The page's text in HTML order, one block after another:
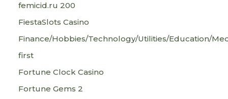
femicid.ru 200
FiestaSlots Casino
Finance/Hobbies/Technology/Utilities/Education/
first
Fortune Clock Casino
Fortune Gems 2